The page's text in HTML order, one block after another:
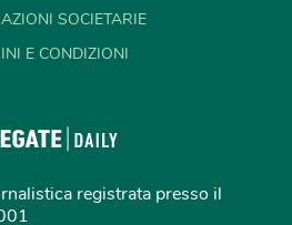
SOCIETARIE
E CONDIZIONI
registrata presso il